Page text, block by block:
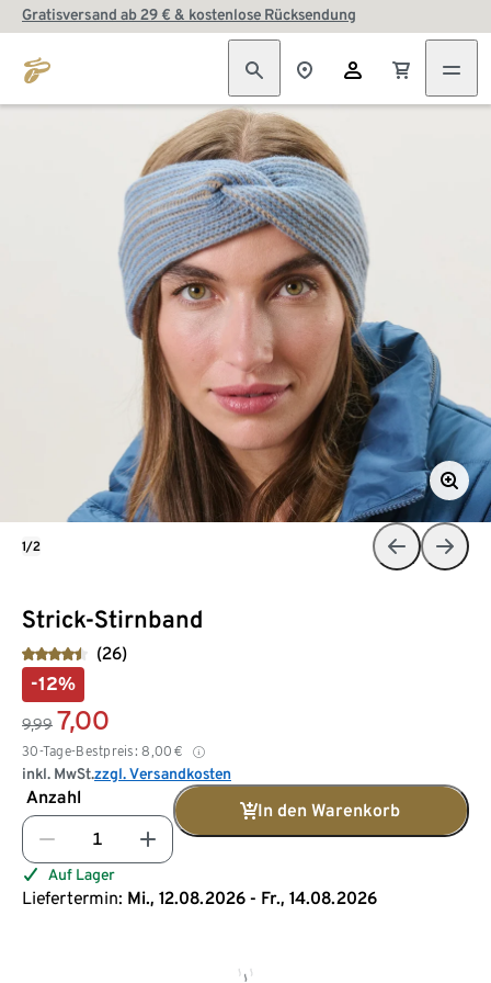
Gratisversand ab 29 € & kostenlose Rücksendung
Strick-Stirnband
(26)
-12%
9,99 7,00
30-Tage-Bestpreis: 8,00 €
inkl. MwSt.zzgl. Versandkosten
Anzahl
In den Warenkorb
Auf Lager
Liefertermin: Mi., 12.08.2026 - Fr., 14.08.2026
1/2